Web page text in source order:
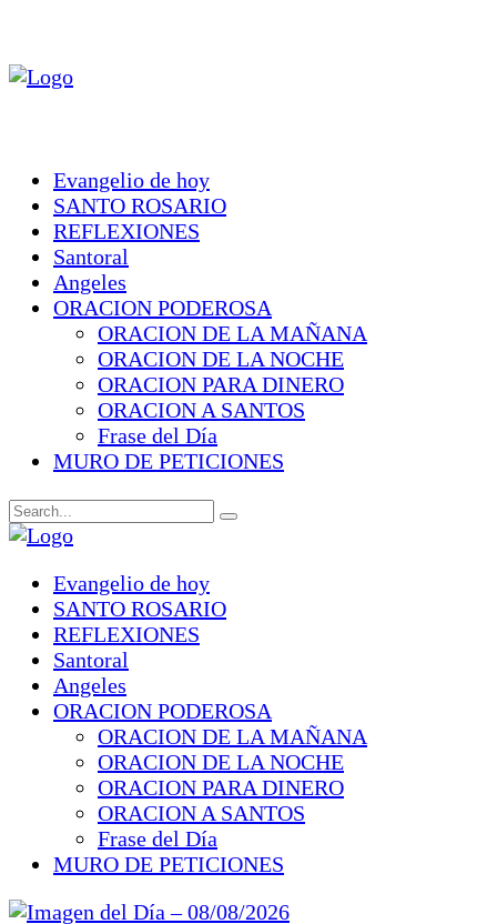
Evangelio de hoy
SANTO ROSARIO
REFLEXIONES
Santoral
Angeles
ORACION PODEROSA
ORACION DE LA MAÑANA
ORACION DE LA NOCHE
ORACION PARA DINERO
ORACION A SANTOS
Frase del Día
MURO DE PETICIONES
Evangelio de hoy
SANTO ROSARIO
REFLEXIONES
Santoral
Angeles
ORACION PODEROSA
ORACION DE LA MAÑANA
ORACION DE LA NOCHE
ORACION PARA DINERO
ORACION A SANTOS
Frase del Día
MURO DE PETICIONES